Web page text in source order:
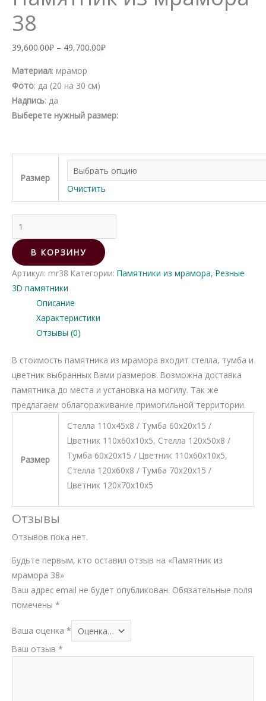
38
39,600.00₽ – 49,700.00₽Диапазон
Материал: мрамор
Фото: да (20 на 30 см)
Надпись: да
Выберете нужный размер:
Размер
Очистить
Количество
товара
Памятник
из
мрамора
В КОРЗИНУ
Артикул: mr38 Категории: Памятники из мрамора, Резные
3D памятники
Описание
Характеристики
Отзывы (0)
В стоимость памятника из мрамора входит стелла, тумба и
цветник выбранных Вами размеров. Возможна доставка
памятника до места и установка на могилу. Так же
предлагаем облагораживание примогильной территории.
Размер
Стелла 110х45х8 / Тумба 60х20х15 /
Цветник 110х60х10х5, Стелла 120х50х8 /
Тумба 60х20х15 / Цветник 110х60х10х5,
Стелла 120х60х8 / Тумба 70х20х15 /
Цветник 120х70х10х5
Отзывы
Отзывов пока нет.
Будьте первым, кто оставил отзыв на «Памятник из
мрамора 38»
Ваш адрес email не будет опубликован. Обязательные поля
помечены *
Ваша оценка *
Ваш отзыв *